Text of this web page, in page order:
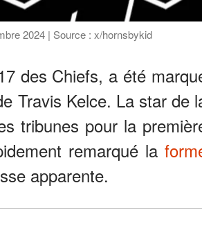
2024 | Source : x/hornsbykid
des Chiefs, a été
Travis Kelce. La star de
tribunes pour la
remarqué la
apparente.